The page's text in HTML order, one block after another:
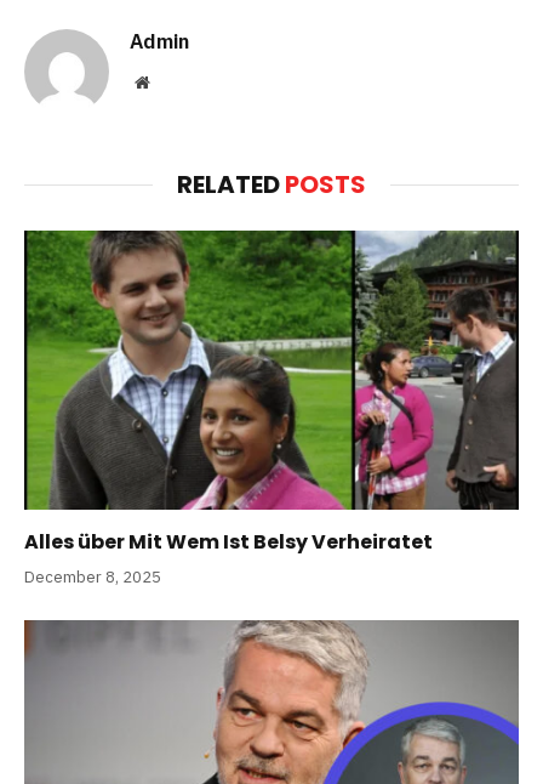
Admin
Website
RELATEDPOSTS
Alles über Mit Wem Ist Belsy Verheiratet
December 8, 2025